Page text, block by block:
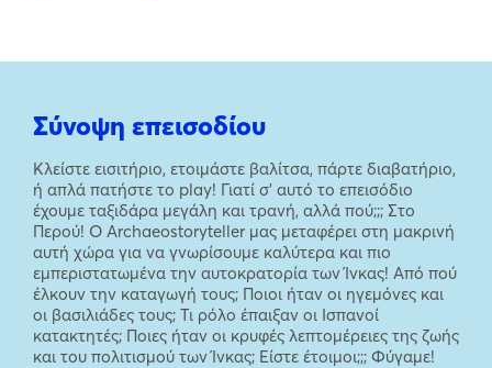
Σύνοψη επεισοδίου
Κλείστε εισιτήριο, ετοιμάστε βαλίτσα, πάρτε διαβατήριο,
ή απλά πατήστε το play! Γιατί σ’ αυτό το επεισόδιο
έχουμε ταξιδάρα μεγάλη και τρανή, αλλά πού;;; Στο
Περού! Ο Archaeostoryteller μας μεταφέρει στη μακρινή
αυτή χώρα για να γνωρίσουμε καλύτερα και πιο
εμπεριστατωμένα την αυτοκρατορία των Ίνκας! Από πού
έλκουν την καταγωγή τους; Ποιοι ήταν οι ηγεμόνες και
οι βασιλιάδες τους; Τι ρόλο έπαιξαν οι Ισπανοί
κατακτητές; Ποιες ήταν οι κρυφές λεπτομέρειες της ζωής
και του πολιτισμού των Ίνκας; Είστε έτοιμοι;;; Φύγαμε!